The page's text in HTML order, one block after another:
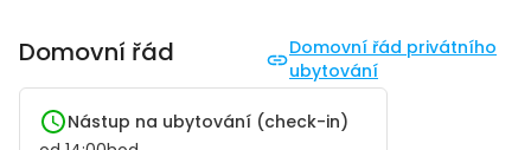
Domovní řád
Domovní řád privátního
ubytování
Nástup na ubytování (check-in)